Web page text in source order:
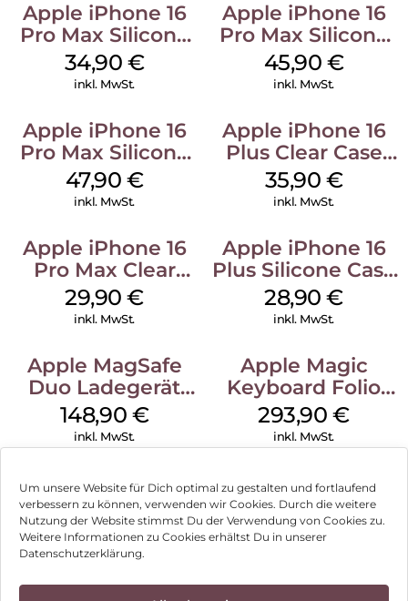
Um unsere Website für Dich optimal zu gestalten und fortlaufend
verbessern zu können, verwenden wir Cookies. Durch die weitere
Nutzung der Website stimmst Du der Verwendung von Cookies zu.
Weitere Informationen zu Cookies erhältst Du in unserer
Datenschutzerklärung.
Apple iPhone 16
Pro Max Silicone
Case MagSafe
Denim
34,90 €
inkl. MwSt.
Apple iPhone 16
Pro Max Silicone
Case MagSafe
Ultramarine
45,90 €
inkl. MwSt.
Apple iPhone 16
Pro Max Silicone
Case MagSafe
Black
47,90 €
inkl. MwSt.
Apple iPhone 16
Plus Clear Case
MagSafe
Transparent
35,90 €
inkl. MwSt.
Apple iPhone 16
Pro Max Clear
Case MagSafe
Transparent
29,90€
inkl. MwSt.
Apple iPhone 16
Plus Silicone Case
MagSafe Black
28,90€
inkl. MwSt.
Apple MagSafe
Duo Ladegerät
Weiß
148,90 €
inkl. MwSt.
Apple Magic
Keyboard Folio
iPad 10.9″ (10.Gen.)
Weiß
293,90€
inkl. MwSt.
Impressum